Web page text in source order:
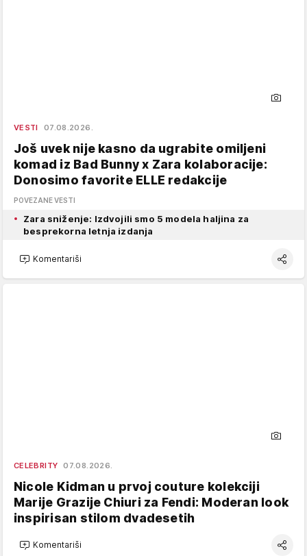
VESTI 07.08.2026.
Još uvek nije kasno da ugrabite omiljeni
komad iz Bad Bunny x Zara kolaboracije:
Donosimo favorite ELLE redakcije
POVEZANE VESTI
Zara sniženje: Izdvojili smo 5 modela haljina za
besprekorna letnja izdanja
Komentariši
CELEBRITY 07.08.2026.
Nicole Kidman u prvoj couture kolekciji
Marije Grazije Chiuri za Fendi: Moderan look
inspirisan stilom dvadesetih
Komentariši